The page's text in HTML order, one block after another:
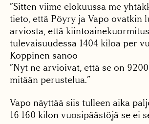
”Sitten viime elokuussa me
tieto, että Pöyry ja Vapo ovatkin
arviosta, että
tulevaisuudessa 1404 kiloa per
Koppinen sanoo
”Nyt ne arvioivat, että se on
mitään perustelua.”
Vapo näyttää siis tulleen aika
16 160 kilon vuosipäästöjä se ei